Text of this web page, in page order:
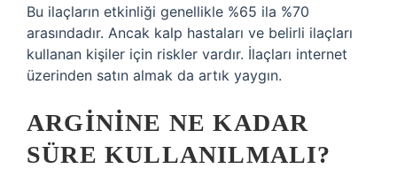
Bu ilaçların etkinliği genellikle %65 ila %70
arasındadır. Ancak kalp hastaları ve belirli ilaçları
kullanan kişiler için riskler vardır. İlaçları internet
üzerinden satın almak da artık yaygın.
ARGININE NE KADAR
SÜRE KULLANILMALI?